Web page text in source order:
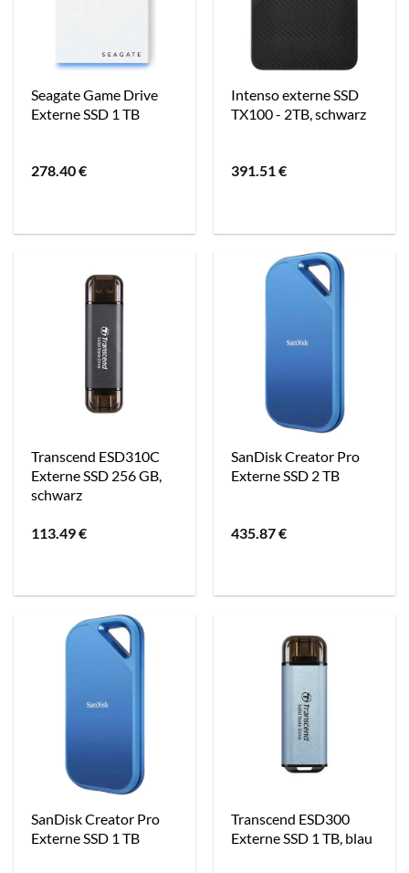
Seagate Game Drive
Externe SSD 1 TB
278.40€
Intenso externe SSD
TX100 - 2TB, schwarz
391.51€
Transcend ESD310C
Externe SSD 256 GB,
schwarz
113.49€
SanDisk Creator Pro
Externe SSD 2 TB
435.87€
SanDisk Creator Pro
Externe SSD 1 TB
Transcend ESD300
Externe SSD 1 TB, blau